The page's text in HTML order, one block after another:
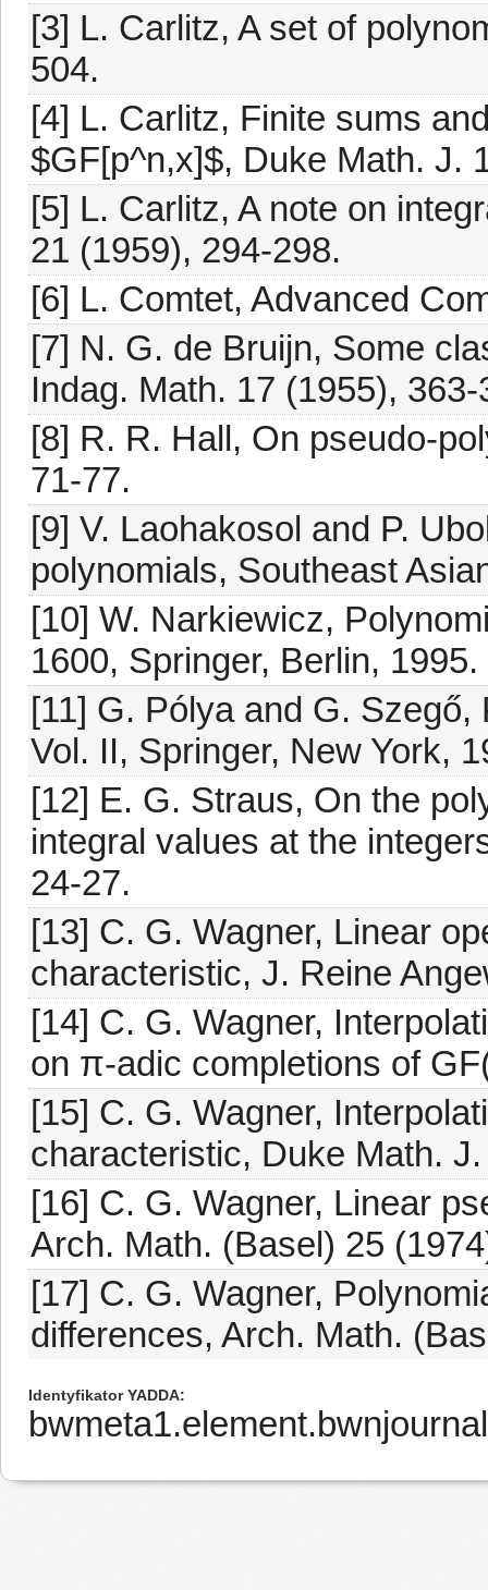
[3] L. Carlitz, A set of
504.
[4] L. Carlitz, Finite sums
$GF[p^n,x]$, Duke Math. J.
[5] L. Carlitz, A note on
21 (1959), 294-298.
[6] L. Comtet, Advanced
[7] N. G. de Bruijn, Some
Indag. Math. 17 (1955), 363-
[8] R. R. Hall, On pseudo-
71-77.
[9] V. Laohakosol and P.
polynomials, Southeast
[10] W. Narkiewicz,
1600, Springer, Berlin, 1995.
[11] G. Pólya and G.
Vol. II, Springer, New York,
[12] E. G. Straus, On the
integral values at the
24-27.
[13] C. G. Wagner, Linear
characteristic, J. Reine
[14] C. G. Wagner,
on π-adic completions of
[15] C. G. Wagner,
characteristic, Duke Math.
[16] C. G. Wagner, Linear
Arch. Math. (Basel) 25
[17] C. G. Wagner,
differences, Arch. Math.
Identyfikator YADDA